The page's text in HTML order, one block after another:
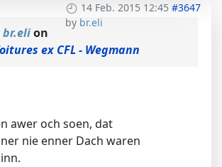
14 Feb. 2015 12:45 #3647
by br.eli
br.elion
ex CFL - Wegmann
awer och soen, dat
nie enner Dach waren